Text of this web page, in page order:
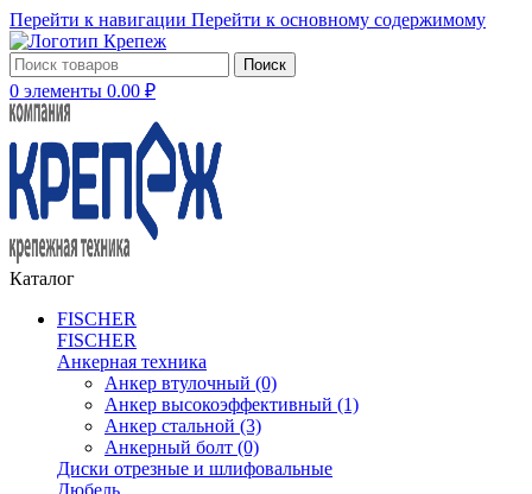
Перейти к навигации Перейти к основному содержимому
Поиск
0 элементы 0.00 ₽
Каталог
FISCHER
FISCHER
Анкерная техника
Анкер втулочный (0)
Анкер высокоэффективный (1)
Анкер стальной (3)
Анкерный болт (0)
Диски отрезные и шлифовальные
Дюбель